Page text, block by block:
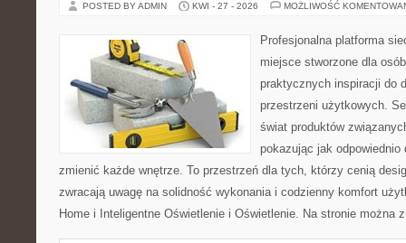
POSTED BY ADMIN KWI - 27 - 2026 MOŻLIWOŚĆ
Profesjonalna platforma
miejsce stworzone dla
praktycznych inspiracji do
przestrzeni użytkowych.
świat produktów
pokazując jak odpowiednio
zmienić każde wnętrze. To przestrzeń dla tych, którzy cenią
zwracają uwagę na solidność wykonania i codzienny komfort
Home i Inteligentne Oświetlenie i Oświetlenie. Na stronie